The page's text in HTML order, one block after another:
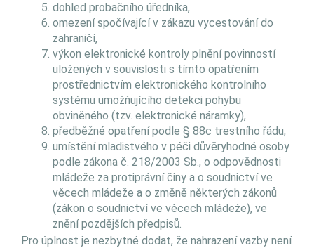
dohled probačního úředníka,
omezení spočívající v zákazu vycestování do
zahraničí,
výkon elektronické kontroly plnění povinností
uložených v souvislosti s tímto opatřením
prostřednictvím elektronického kontrolního
systému umožňujícího detekci pohybu
obviněného (tzv. elektronické náramky),
předběžné opatření podle § 88c trestního řádu,
umístění mladistvého v péči důvěryhodné osoby
podle zákona č. 218/2003 Sb., o odpovědnosti
mládeže za protiprávní činy a o soudnictví ve
věcech mládeže a o změně některých zákonů
(zákon o soudnictví ve věcech mládeže), ve
znění pozdějších předpisů.
Pro úplnost je nezbytné dodat, že nahrazení vazby není